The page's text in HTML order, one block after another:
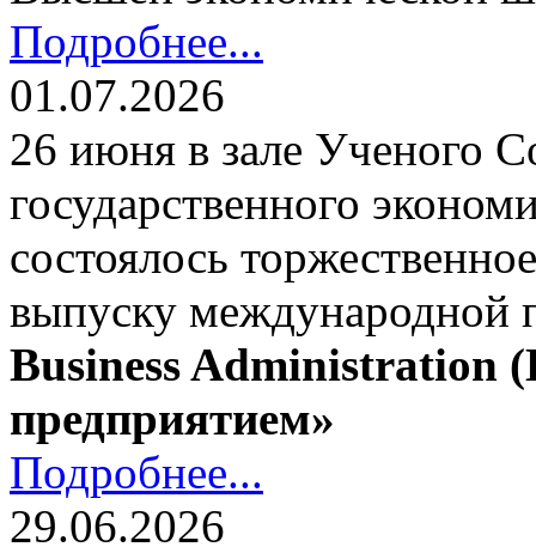
Подробнее...
01.07.2026
26 июня в зале Ученого
государственного
состоялось
выпуску
Business Administration
предприятием»
Подробнее...
29.06.2026